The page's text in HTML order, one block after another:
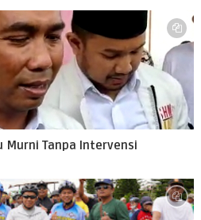
Murni Tanpa Intervensi